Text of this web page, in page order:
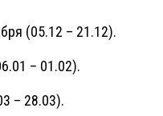
(05.12 – 21.12).
– 01.02).
– 28.03).